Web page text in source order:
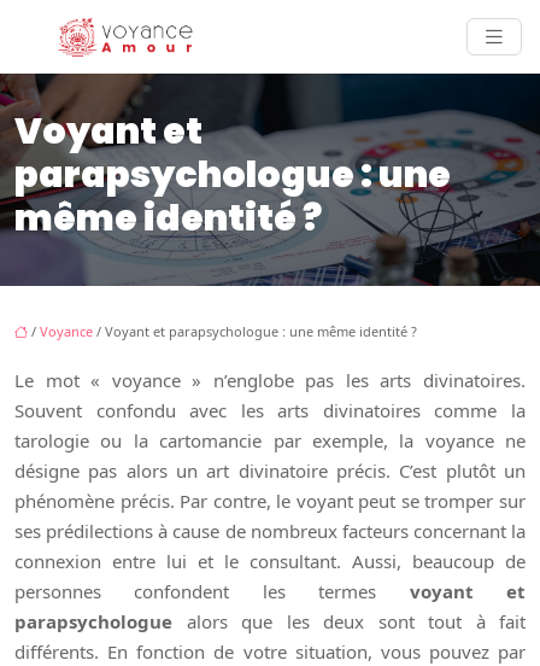
Voyant et
parapsychologue : une
même identité ?
/ Voyance / Voyant et parapsychologue : une même identité ?
Le mot « voyance » n’englobe pas les arts divinatoires.
Souvent confondu avec les arts divinatoires comme la
tarologie ou la cartomancie par exemple, la voyance ne
désigne pas alors un art divinatoire précis. C’est plutôt un
phénomène précis. Par contre, le voyant peut se tromper sur
ses prédilections à cause de nombreux facteurs concernant la
connexion entre lui et le consultant. Aussi, beaucoup de
personnes confondent les termes voyant et
parapsychologue alors que les deux sont tout à fait
différents. En fonction de votre situation, vous pouvez par